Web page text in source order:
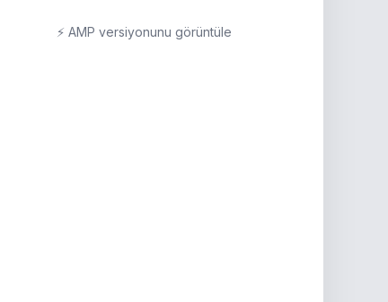
⚡ AMP versiyonunu görüntüle